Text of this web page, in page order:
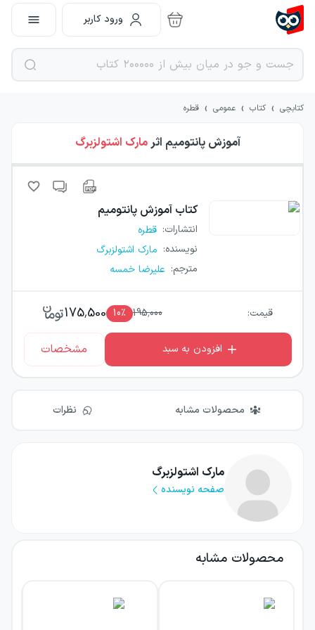
ورود کاربر
کتابچی › کتاب › عمومی › قطره
آموزش پانتومیم اثرمارک اشتولزبرگ
کتاب آموزش پانتومیم
انتشارات: قطره
نویسنده: مارک اشتولزبرگ
مترجم: علیرضا خمسه
قیمت: 195,000
10٪ 175,500
افزودن به سبد مشخصات
محصولات مشابه نظرات
مارک اشتولزبرگ
صفحه نویسنده
محصولات مشابه